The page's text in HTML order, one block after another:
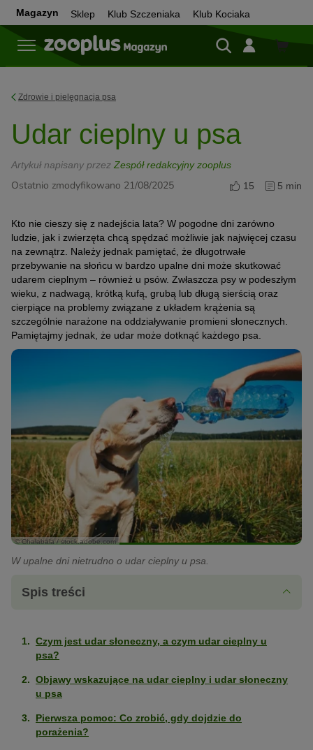
Magazyn Sklep Klub Szczeniaka Klub Kociaka
Sklep
Zdrowie i pielęgnacja psa
Udar cieplny u psa
Artykuł napisany przez Zespół redakcyjny zooplus
Ostatnio zmodyfikowano 21/08/2025 15 5 min
Kto nie cieszy się z nadejścia lata? W pogodne dni zarówno
ludzie, jak i zwierzęta chcą spędzać możliwie jak najwięcej czasu
na zewnątrz. Należy jednak pamiętać, że długotrwałe
przebywanie na słońcu w bardzo upalne dni może skutkować
udarem cieplnym – również u psów. Zwłaszcza psy w podeszłym
wieku, z nadwagą, krótką kufą, grubą lub długą sierścią oraz
cierpiące na problemy związane z układem krążenia są
szczególnie narażone na oddziaływanie promieni słonecznych.
Pamiętajmy jednak, że udar może dotknąć każdego psa.
© Chalabala / stock.adobe.com
W upalne dni nietrudno o udar cieplny u psa.
Spis treści
Czym jest udar słoneczny, a czym udar cieplny u
psa?
Objawy wskazujące na udar cieplny i udar słoneczny
u psa
Pierwsza pomoc: Co zrobić, gdy dojdzie do
porażenia?